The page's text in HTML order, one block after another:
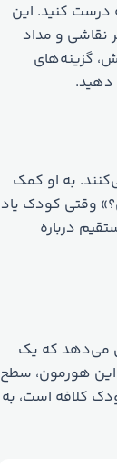
درست کنید. این
نقاشی و مداد
گزینه‌های
دهید.
به او کمک
وقتی کودک یاد
درباره
می‌دهد که یک
این هورمون، سطح
کلافه است، به